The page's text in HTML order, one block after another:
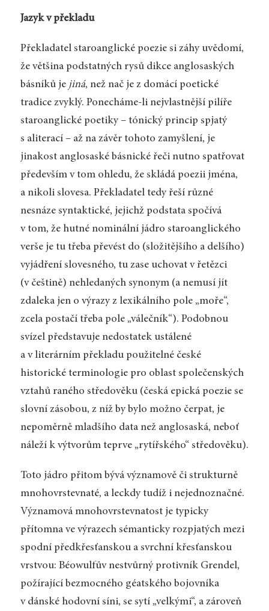
Jazyk v překladu
Překladatel staroanglické poezie si záhy uvědomí,
že většina podstatných rysů dikce anglosaských
básníků je jiná, než nač je z domácí poetické
tradice zvyklý. Ponecháme-li nejvlastnější pilíře
staroanglické poetiky – tónický princip spjatý
s aliterací – až na závěr tohoto zamyšlení, je
jinakost anglosaské básnické řeči nutno spatřovat
především v tom ohledu, že skládá poezii jména,
a nikoli slovesa. Překladatel tedy řeší různé
nesnáze syntaktické, jejichž podstata spočívá
v tom, že hutné nominální jádro staroanglického
verše je tu třeba převést do (složitějšího a delšího)
vyjádření slovesného, tu zase uchovat v řetězci
(v češtině) nehledaných synonym (a nemusí jít
zdaleka jen o výrazy z lexikálního pole „moře“,
zcela postačí třeba pole „válečník“). Podobnou
svízel představuje nedostatek ustálené
a v literárním překladu použitelné české
historické terminologie pro oblast společenských
vztahů raného středověku (česká epická poezie se
slovní zásobou, z níž by bylo možno čerpat, je
nepoměrně mladšího data než anglosaská, neboť
náleží k výtvorům teprve „rytířského“ středověku).
Toto jádro přitom bývá významově či strukturně
mnohovrstevnaté, a leckdy tudíž i nejednoznačné.
Významová mnohovrstevnatost je typicky
přítomna ve výrazech sémanticky rozpjatých mezi
spodní předkřesťanskou a svrchní křesťanskou
vrstvou: Béowulfův nestvůrný protivník Grendel,
požírající bezmocného géatského bojovníka
v dánské hodovní síni, se sytí „velkými“, a zároveň